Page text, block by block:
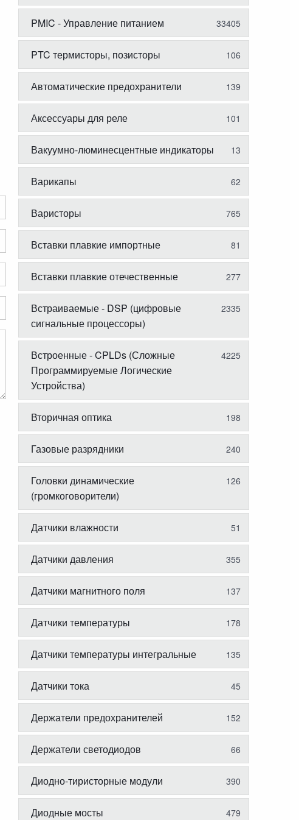
PMIC - Управление питанием 33405
PTC термисторы, позисторы 106
Автоматические предохранители 139
Аксессуары для реле 101
Вакуумно-люминесцентные индикаторы 13
Варикапы 62
Варисторы 765
Вставки плавкие импортные 81
Вставки плавкие отечественные 277
Встраиваемые - DSP (цифровые
сигнальные процессоры)
2335
Встроенные - CPLDs (Сложные
Программируемые Логические
Устройства)
4225
Вторичная оптика 198
Газовые разрядники 240
Головки динамические
(громкоговорители)
126
Датчики влажности 51
Датчики давления 355
Датчики магнитного поля 137
Датчики температуры 178
Датчики температуры интегральные 135
Датчики тока 45
Держатели предохранителей 152
Держатели светодиодов 66
Диодно-тиристорные модули 390
Диодные мосты 479